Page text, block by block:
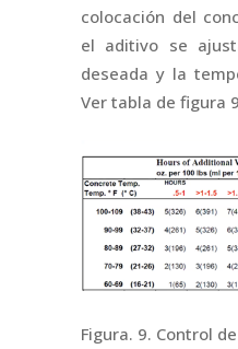
colocación del
el aditivo se
deseada y la
Ver tabla de figura
Figura. 9. Control